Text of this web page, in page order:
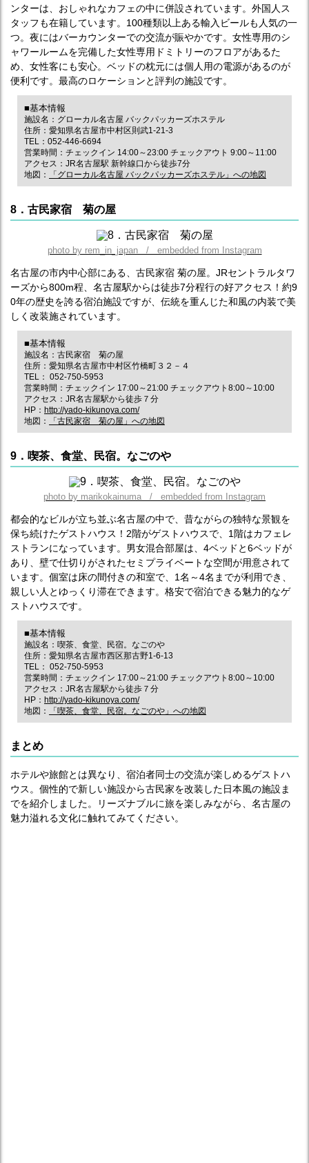
ンターは、おしゃれなカフェの中に併設されています。外国人ス
タッフも在籍しています。100種類以上ある輸入ビールも人気の一
つ。夜にはバーカウンターでの交流が賑やかです。女性専用のシ
ャワールームを完備した女性専用ドミトリーのフロアがあるた
め、女性客にも安心。ベッドの枕元には個人用の電源があるのが
便利です。最高のロケーションと評判の施設です。
■基本情報
施設名：グローカル名古屋 バックパッカーズホステル
住所：愛知県名古屋市中村区則武1-21-3
TEL：052-446-6694
営業時間：チェックイン 14:00～23:00 チェックアウト 9:00～11:00
アクセス：JR名古屋駅 新幹線口から徒歩7分
地図：
「グローカル名古屋 バックパッカーズホステル」への地図
8．古民家宿 菊の屋
photo by rem_in_japan / embedded from Instagram
名古屋の市内中心部にある、古民家宿 菊の屋。JRセントラルタワ
ーズから800m程、名古屋駅からは徒歩7分程行の好アクセス！約9
0年の歴史を誇る宿泊施設ですが、伝統を重んじた和風の内装で美
しく改装施されています。
■基本情報
施設名：古民家宿 菊の屋
住所：愛知県名古屋市中村区竹橋町３２－４
TEL： 052-750-5953
営業時間：チェックイン 17:00～21:00 チェックアウト8:00～10:00
アクセス：JR名古屋駅から徒歩７分
HP： http://yado-kikunoya.com/
地図：
「古民家宿 菊の屋」への地図
9．喫茶、食堂、民宿。なごのや
photo by marikokainuma / embedded from Instagram
都会的なビルが立ち並ぶ名古屋の中で、昔ながらの独特な景観を
保ち続けたゲストハウス！2階がゲストハウスで、1階はカフェレ
ストランになっています。男女混合部屋は、4ベッドと6ベッドが
あり、壁で仕切りがされたセミプライベートな空間が用意されて
います。個室は床の間付きの和室で、1名～4名までが利用でき、
親しい人とゆっくり滞在できます。格安で宿泊できる魅力的なゲ
ストハウスです。
■基本情報
施設名：喫茶、食堂、民宿。なごのや
住所：愛知県名古屋市西区那古野1-6-13
TEL： 052-750-5953
営業時間：チェックイン 17:00～21:00 チェックアウト8:00～10:00
アクセス：JR名古屋駅から徒歩７分
HP： http://yado-kikunoya.com/
地図：
「喫茶、食堂、民宿。なごのや」への地図
まとめ
ホテルや旅館とは異なり、宿泊者同士の交流が楽しめるゲストハ
ウス。個性的で新しい施設から古民家を改装した日本風の施設ま
でを紹介しました。リーズナブルに旅を楽しみながら、名古屋の
魅力溢れる文化に触れてみてください。